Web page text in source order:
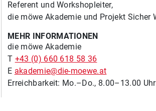
Referent und Workshopleiter,
die möwe Akademie und Projekt Sicher
MEHR INFORMATIONEN
die möwe Akademie
T +43 (0) 660 618 58 36
E akademie@die-moewe.at
Erreichbarkeit: Mo.–Do., 8.00–13.00 Uhr